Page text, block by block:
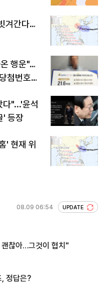
겨간다…
행운"…
첨번호조
다"...'윤석
' 등장
' 현재 위
08.09 06:54 UPDATE
찮아…그것이 협치"
정답은?